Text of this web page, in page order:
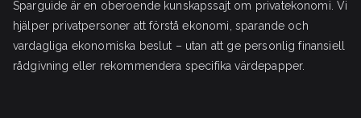
Sparguide är en oberoende kunskapssajt om privatekonomi. Vi
hjälper privatpersoner att förstå ekonomi, sparande och
vardagliga ekonomiska beslut – utan att ge personlig finansiell
rådgivning eller rekommendera specifika värdepapper.